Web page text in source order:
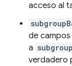
acceso al
de
a
verdadero